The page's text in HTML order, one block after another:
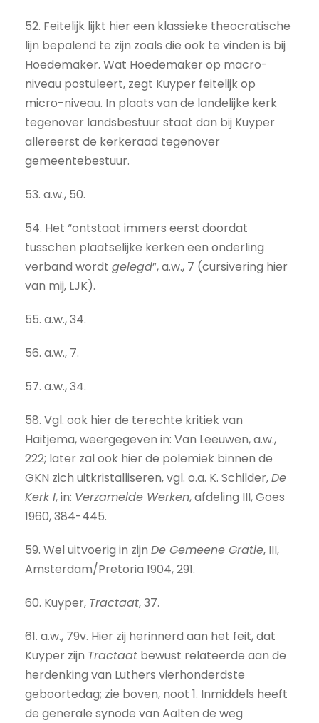
52. Feitelijk lijkt hier een klassieke theocratische
lijn bepalend te zijn zoals die ook te vinden is bij
Hoedemaker. Wat Hoedemaker op macro-
niveau postuleert, zegt Kuyper feitelijk op
micro-niveau. In plaats van de landelijke kerk
tegenover landsbestuur staat dan bij Kuyper
allereerst de kerkeraad tegenover
gemeentebestuur.
53. a.w., 50.
54. Het “ontstaat immers eerst doordat
tusschen plaatselijke kerken een onderling
verband wordt gelegd”, a.w., 7 (cursivering hier
van mij, LJK).
55. a.w., 34.
56. a.w., 7.
57. a.w., 34.
58. Vgl. ook hier de terechte kritiek van
Haitjema, weergegeven in: Van Leeuwen, a.w.,
222; later zal ook hier de polemiek binnen de
GKN zich uitkristalliseren, vgl. o.a. K. Schilder,De
Kerk I, in: Verzamelde Werken, afdeling III, Goes
1960, 384-445.
59. Wel uitvoerig in zijn De Gemeene Gratie, III,
Amsterdam/Pretoria 1904, 291.
60. Kuyper, Tractaat, 37.
61. a.w., 79v. Hier zij herinnerd aan het feit, dat
Kuyper zijn Tractaat bewust relateerde aan de
herdenking van Luthers vierhonderdste
geboortedag; zie boven, noot 1. Inmiddels heeft
de generale synode van Aalten de weg